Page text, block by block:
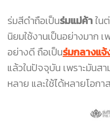
ร่มสีดำถือเป็นร่มแม่ค้าใน
นิยมใช้งานเป็นอย่างมาก เ
อย่างดี ถือเป็นร่มกลางแจ้
แล้วในปัจจุบัน เพราะมันส
หลาย และใช้ได้หลายโอก